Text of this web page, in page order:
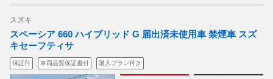
スズキ
スペーシア 660 ハイブリッド G 届出済未使用車 禁煙車 スズ
キセーフティサ
保証付 車両品質保証書付 購入プラン付き